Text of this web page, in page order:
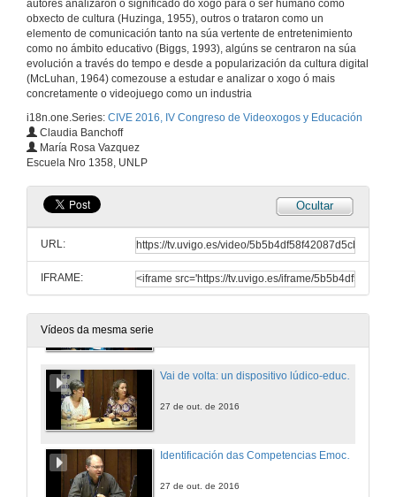
autores analizaron o significado do xogo para o ser humano como
obxecto de cultura (Huzinga, 1955), outros o trataron como un
elemento de comunicación tanto na súa vertente de entretenimiento
como no ámbito educativo (Biggs, 1993), algúns se centraron na súa
evolución a través do tempo e desde a popularización da cultura digital
(McLuhan, 1964) comezouse a estudar e analizar o xogo ó mais
concretamente o videojuego como un industria
i18n.one.Series: CIVE 2016, IV Congreso de Videoxogos y Educación
Claudia Banchoff
María Rosa Vazquez
Escuela Nro 1358, UNLP
Ocultar
URL:
IFRAME:
Vídeos da mesma serie
27 de out. de 2016
Motivación asociada ao videojuego Calangos e á aprendizaxe das ciencias, en actividades de modelización que o inclúen
27 de out. de 2016
Deseño dun «framework» como fundamento dun modelo pedagóxico gamificado
27 de out. de 2016
Minecraft e o traballo con circuítos eléctricos:
Vai de volta: un dispositivo lúdico-educativo para abordar a alfabetización digital de nenos e nenas
27 de out. de 2016
27 de out. de 2016